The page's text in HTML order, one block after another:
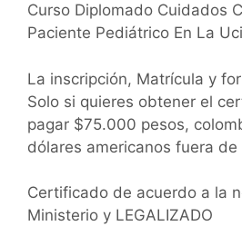
Curso Diplomado Cuidados
Paciente Pediátrico En La Uci
La inscripción, Matrícula y
Solo si quieres obtener el
pagar $75.000 pesos,
dólares americanos fuera de
Certificado de acuerdo a la
Ministerio y LEGALIZADO